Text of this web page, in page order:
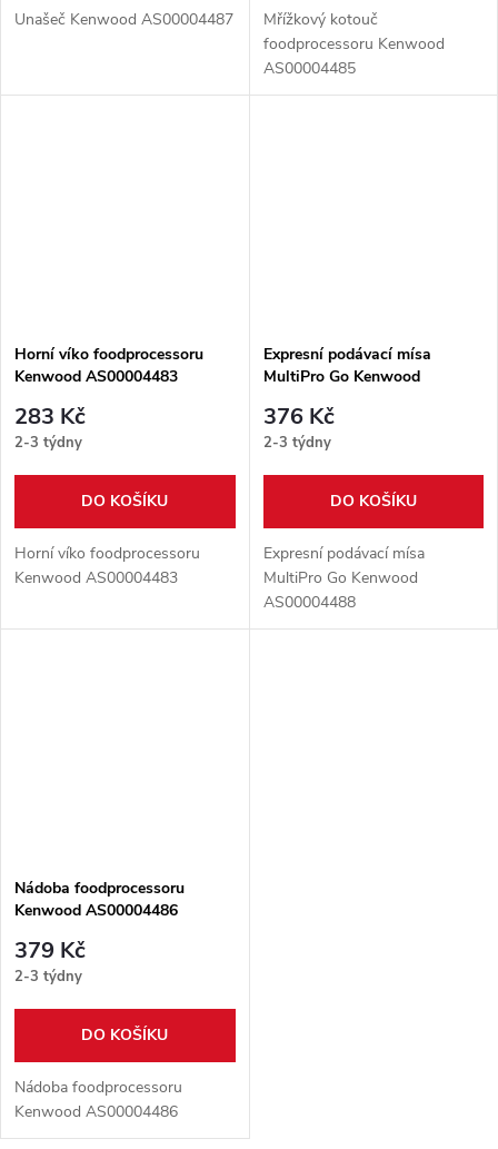
Unašeč Kenwood AS00004487
Mřížkový kotouč
foodprocessoru Kenwood
AS00004485
Horní víko foodprocessoru
Kenwood AS00004483
283 Kč
2-3 týdny
DO KOŠÍKU
Horní víko foodprocessoru
Kenwood AS00004483
Expresní podávací mísa
MultiPro Go Kenwood
376 Kč
2-3 týdny
DO KOŠÍKU
Expresní podávací mísa
MultiPro Go Kenwood
AS00004488
Nádoba foodprocessoru
Kenwood AS00004486
379 Kč
2-3 týdny
DO KOŠÍKU
Nádoba foodprocessoru
Kenwood AS00004486